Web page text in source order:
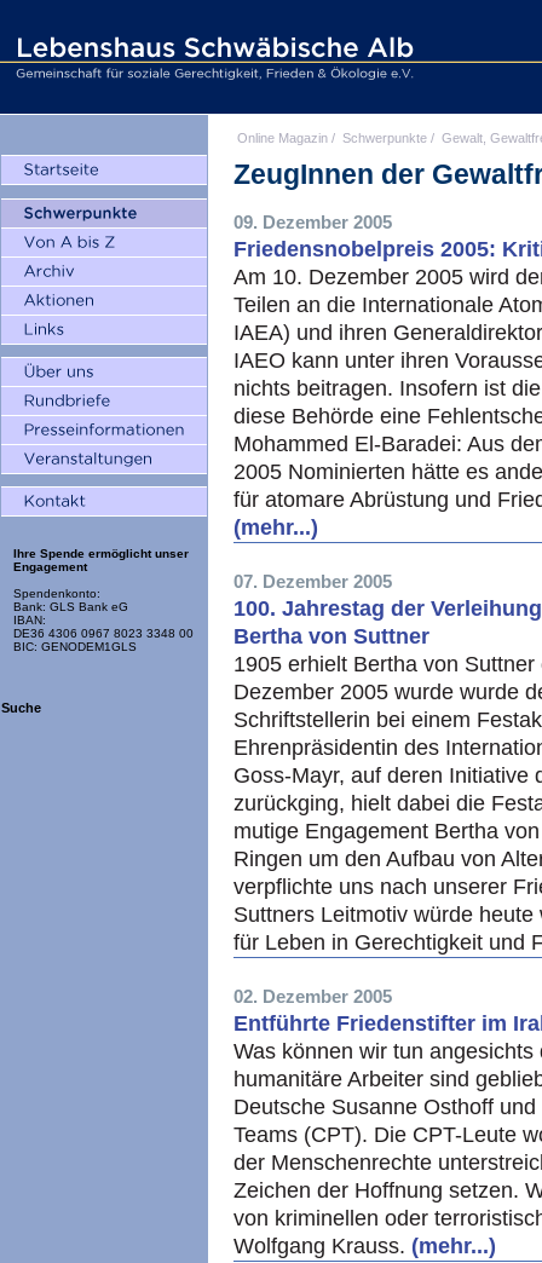
Ihre Spende ermöglicht unser
Engagement
Spendenkonto:
Bank: GLS Bank eG
IBAN:
DE36 4306 0967 8023 3348 00
BIC: GENODEM1GLS
Suche
Online Magazin / Schwerpunkte / Gewalt,
ZeugInnen der
09. Dezember 2005
Friedensnobelpreis 2005:
Am 10. Dezember 2005 wird
Teilen an die Internationale
IAEA) und ihren
IAEO kann unter ihren
nichts beitragen. Insofern ist
diese Behörde eine
Mohammed El-Baradei: Aus
2005 Nominierten hätte es
für atomare Abrüstung und
(mehr...)
07. Dezember 2005
100. Jahrestag der
Bertha von Suttner
1905 erhielt Bertha von
Dezember 2005 wurde wurde
Schriftstellerin bei einem
Ehrenpräsidentin des
Goss-Mayr, auf deren Initiative
zurückging, hielt dabei die
mutige Engagement Bertha
Ringen um den Aufbau von
verpflichte uns nach unserer
Suttners Leitmotiv würde
für Leben in Gerechtigkeit und
02. Dezember 2005
Entführte Friedenstifter im
Was können wir tun
humanitäre Arbeiter sind
Deutsche Susanne Osthoff
Teams (CPT). Die CPT-Leute
der Menschenrechte
Zeichen der Hoffnung setzen.
von kriminellen oder
Wolfgang Krauss. (mehr...)